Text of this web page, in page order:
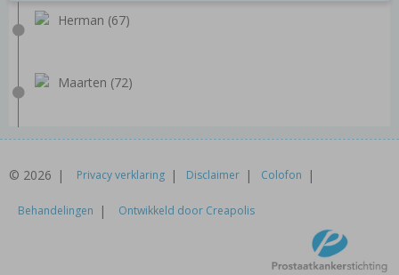
Herman (67)
Maarten (72)
© 2026 Privacy verklaring Disclaimer Colofon
Behandelingen Ontwikkeld door Creapolis